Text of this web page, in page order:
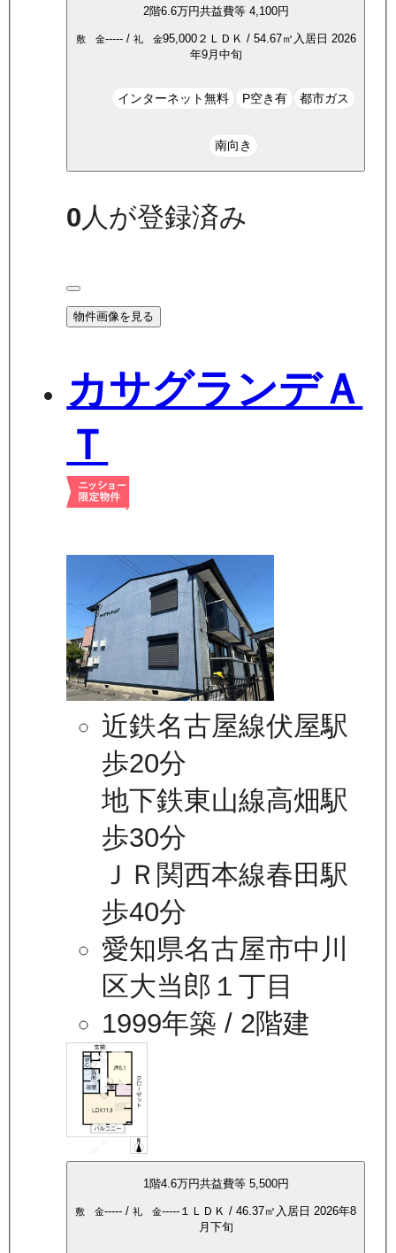
2階6.6万円共益費等 4,100円
敷 金-----/ 礼 金95,000２ＬＤＫ / 54.67㎡ 入居日 2026
年9月中旬
インターネット無料 P空き有 都市ガス
南向き
0 人が登録済み
物件画像を見る
カサグランデＡ
Ｔ
近鉄名古屋線伏屋駅
歩20分
地下鉄東山線高畑駅
歩30分
ＪＲ関西本線春田駅
歩40分
愛知県名古屋市中川
区大当郎１丁目
1999年築 / 2階建
1階4.6万円共益費等 5,500円
敷 金----- / 礼 金----- １ＬＤＫ / 46.37㎡ 入居日 2026年8
月下旬